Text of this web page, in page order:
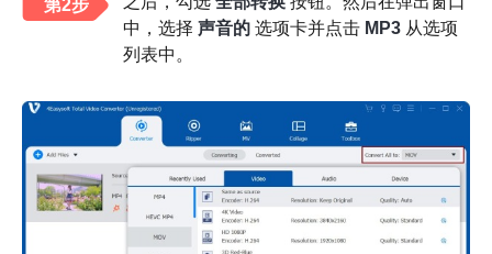
第2步
中，选择 声音的 选项卡并点击 MP3 从选项
列表中。